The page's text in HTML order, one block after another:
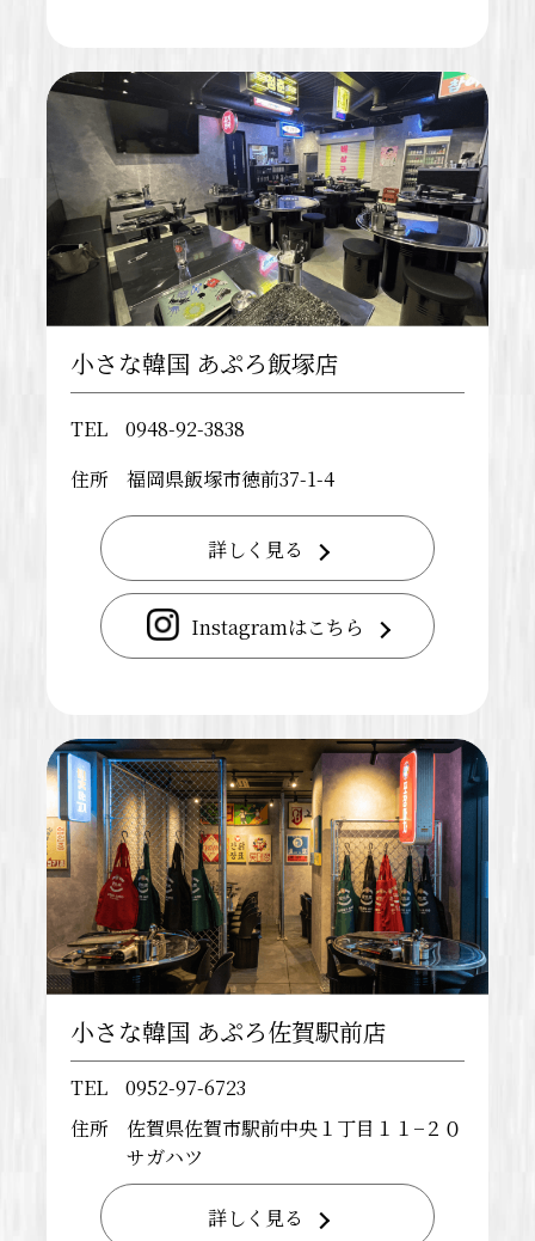
小さな韓国 あぷろ飯塚店
TEL
0948-92-3838
住所
福岡県飯塚市徳前37-1-4
詳しく見る
Instagramはこちら
小さな韓国 あぷろ佐賀駅前店
TEL
0952-97-6723
住所
佐賀県佐賀市駅前中央１丁目１１−２０
サガハツ
詳しく見る